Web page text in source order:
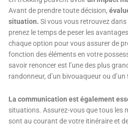
Avant de prendre toute décision,
situation. Si vous vous retrouvez
prenez le temps de peser les
chaque option pour vous assurer de
fonction des éléments en votre
savoir renoncer est l’une des plus
randonneur, d’un bivouaqueur ou d’un
La communication est également
situations. Assurez-vous que tous les
sont au courant de votre itinéraire et